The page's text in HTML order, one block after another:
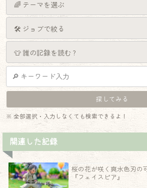
※ 全部選択・入力しなくても検索できるよ！
関連した記録
桜の花が咲く爽水色刃の
『フェイスピア』